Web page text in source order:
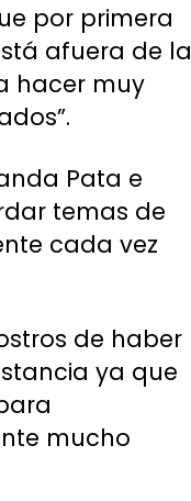
por primera
afuera de la
hacer muy
Pata e
temas de
cada vez
de haber
ya que
mucho